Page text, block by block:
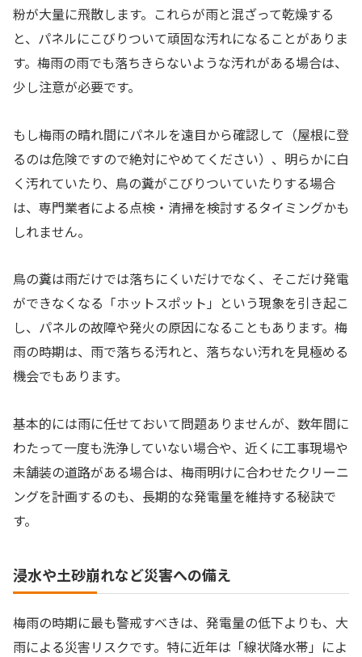
粉が大量に飛散します。これらが雨と混ざって乾燥する
と、パネルにこびりついて頑固な汚れになることがありま
す。梅雨の雨でも落ちきらないような汚れがある場合は、
少し注意が必要です。
もし梅雨の晴れ間にパネルを遠目から確認して（屋根に登
るのは危険ですので絶対にやめてください）、明らかに白
く汚れていたり、鳥の糞がこびりついていたりする場合
は、専門業者による点検・清掃を検討するタイミングかも
しれません。
鳥の糞は雨だけでは落ちにくいだけでなく、そこだけ発電
ができなくなる「ホットスポット」という現象を引き起こ
し、パネルの故障や発火の原因になることもあります。梅
雨の時期は、雨で落ちる汚れと、落ちない汚れを見極める
機会でもあります。
基本的には雨に任せておいて問題ありませんが、数年間に
わたって一度も洗浄していない場合や、近くに工事現場や
未舗装の道路がある場合は、梅雨明けに合わせたクリーニ
ングを計画するのも、長期的な発電量を維持する秘訣で
す。
浸水や土砂崩れなど災害への備え
梅雨の時期に最も警戒すべきは、発電量の低下よりも、大
雨による災害リスクです。特に近年は「線状降水帯」によ